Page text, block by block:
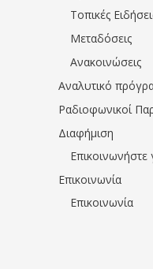
Τοπικές
Μεταδόσεις
Ανακοινώσεις
Αναλυτικό
Ραδιοφωνικοί
Διαφήμιση
Επικοινωνήστε
Επικοινωνία
Επικοινωνία